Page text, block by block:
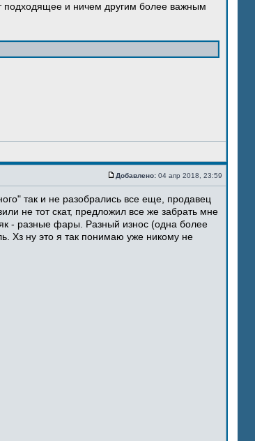
подходящее и ничем другим более важным
Добавлено: 04 апр 2018, 23:59
так и не разобрались все еще, продавец
не тот скат, предложил все же забрать мне
- разные фары. Разный износ (одна более
Хз ну это я так понимаю уже никому не